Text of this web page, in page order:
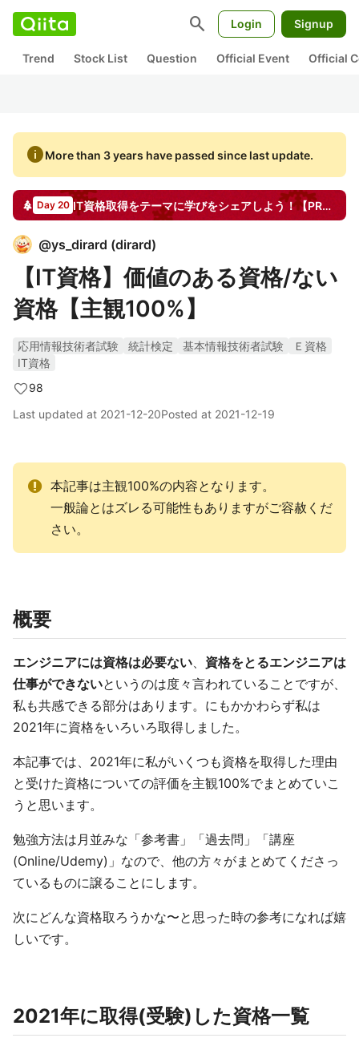
search Login Signup
Trend Stock List Question Official Event Official
infoMore than 3 years have passed since last update.
Day 20 IT資格取得をテーマに学びをシェアしよう！【PR】Udemy
@ys_dirard (dirard)
【IT資格】価値のある資格/ない
資格【主観100%】
応用情報技術者試験 統計検定 基本情報技術者試験
Ｅ資格
IT資格
98
Last updated at 2021-12-20Posted at 2021-12-19
本記事は主観100%の内容となります。
一般論とはズレる可能性もありますがご容赦くだ
さい。
概要
エンジニアには資格は必要ない、 資格をとるエンジニアは
仕事ができないというのは度々言われていることですが、
私も共感できる部分はあります。にもかかわらず私は
2021年に資格をいろいろ取得しました。
本記事では、2021年に私がいくつも資格を取得した理由
と受けた資格についての評価を主観100%でまとめていこ
うと思います。
勉強方法は月並みな「参考書」「過去問」「講座
(Online/Udemy)」なので、他の方々がまとめてくださっ
ているものに譲ることにします。
次にどんな資格取ろうかな〜と思った時の参考になれば嬉
しいです。
2021年に取得(受験)した資格一覧